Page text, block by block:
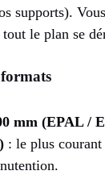
supports).
le plan se
mm (EPAL /
: le plus